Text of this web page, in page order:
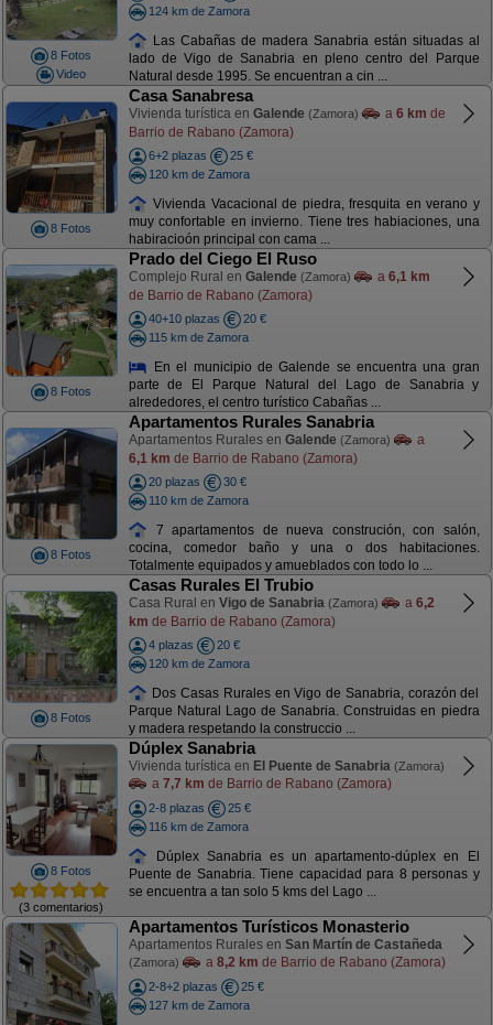
8 Fotos
Video
124 km de Zamora
Las Cabañas de madera Sanabria están situadas al
lado de Vigo de Sanabria en pleno centro del Parque
Natural desde 1995. Se encuentran a cin ...
8 Fotos
Casa Sanabresa
Vivienda turística en Galende (Zamora) a 6 km de
Barrio de Rabano (Zamora)
6+2 plazas
25 €
120 km de Zamora
Vivienda Vacacional de piedra, fresquita en verano y
muy confortable en invierno. Tiene tres habiaciones, una
habiracioón principal con cama ...
8 Fotos
Prado del Ciego El Ruso
Complejo Rural en Galende (Zamora) a 6,1 km
de Barrio de Rabano (Zamora)
40+10 plazas
20 €
115 km de Zamora
En el municipio de Galende se encuentra una gran
parte de El Parque Natural del Lago de Sanabria y
alrededores, el centro turístico Cabañas ...
8 Fotos
Apartamentos Rurales Sanabria
Apartamentos Rurales en Galende (Zamora)
a
6,1 km de Barrio de Rabano (Zamora)
20 plazas
30 €
110 km de Zamora
7 apartamentos de nueva construción, con salón,
cocina, comedor baño y una o dos habitaciones.
Totalmente equipados y amueblados con todo lo ...
8 Fotos
Casas Rurales El Trubio
Casa Rural en Vigo de Sanabria (Zamora) a 6,2
km de Barrio de Rabano (Zamora)
4 plazas
20 €
120 km de Zamora
Dos Casas Rurales en Vigo de Sanabria, corazón del
Parque Natural Lago de Sanabria. Construidas en piedra
y madera respetando la construccio ...
8 Fotos
(3 comentarios)
Dúplex Sanabria
Vivienda turística en El Puente de Sanabria (Zamora)
a 7,7 km de Barrio de Rabano (Zamora)
2-8 plazas
25 €
116 km de Zamora
Dúplex Sanabria es un apartamento-dúplex en El
Puente de Sanabria. Tiene capacidad para 8 personas y
se encuentra a tan solo 5 kms del Lago ...
Apartamentos Turísticos Monasterio
Apartamentos Rurales en San Martín de Castañeda
(Zamora) a 8,2 km de Barrio de Rabano (Zamora)
2-8+2 plazas
25 €
127 km de Zamora